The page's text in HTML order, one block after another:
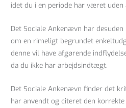
idet du i en periode har været
Det Sociale Ankenævn har
om en rimeligt begrundet
denne vil have afgørende
da du ikke har arbejdsindtægt.
Det Sociale Ankenævn finder det
har anvendt og citeret den